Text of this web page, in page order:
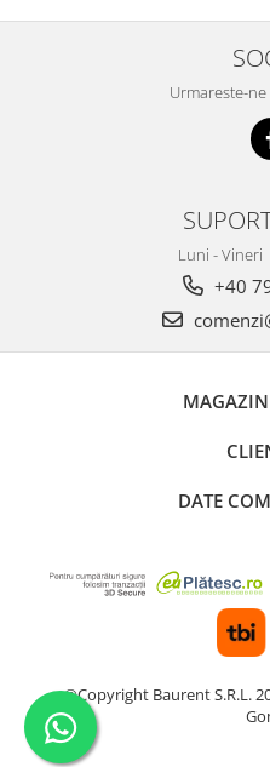
Urmareste-
Luni - Vineri
+40
DATE
©Copyright Baurent S.R.L.